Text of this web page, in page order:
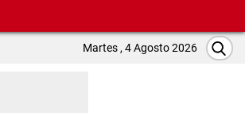
Martes , 4 Agosto 2026